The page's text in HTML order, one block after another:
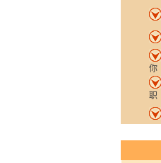
你
职